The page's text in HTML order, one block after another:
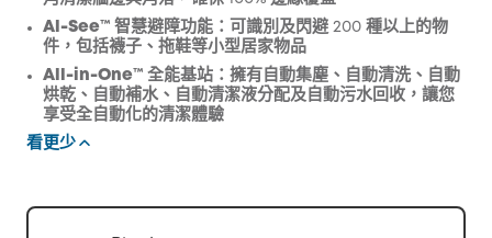
Al-See™ 智慧避障功能： 可識別及閃避 200 種以上的物
件，包括襪子、拖鞋等小型居家物品
All-in-One™ 全能基站： 擁有自動集塵、自動清洗、自動
烘乾、自動補水、自動清潔液分配及自動污水回收，讓您
享受全自動化的清潔體驗
看更少